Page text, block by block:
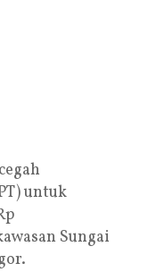
untuk
Sungai